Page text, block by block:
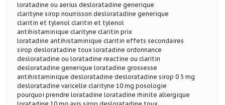
loratadine ou aerius desloratadine generique
clarityne sirop nourrisson desloratadine generique
claritin et tylenol claritin et tylenol
antihistaminique clarityne claritin prix
loratadine antihistaminique claritin effets secondaires
sirop desloratadine toux loratadine ordonnance
desloratadine ou loratadine reactine ou claritin
desloratadine generique loratadine grossesse
antihistaminique desloratadine desloratadine sirop 0 5 mg
desloratadine varicelle clarityne 10 mg posologie
pourquoi prendre loratadine loratadine rhinite allergique